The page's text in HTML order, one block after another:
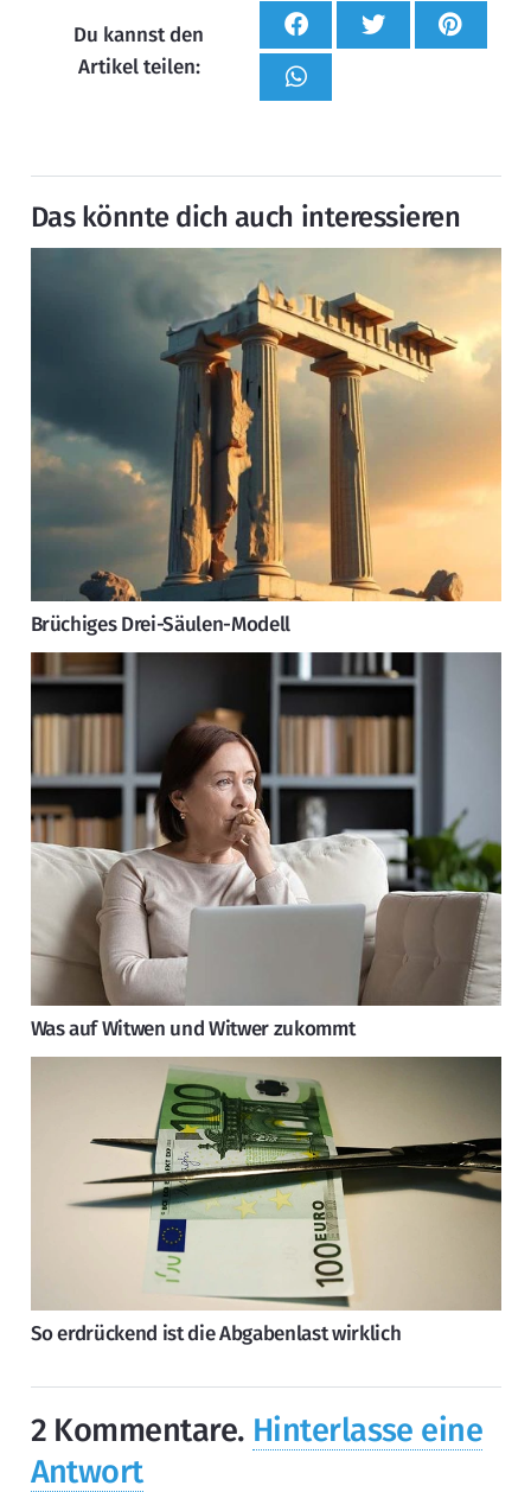
Du kannst den
Artikel teilen:
Das könnte dich auch interessieren
Brüchiges Drei-Säulen-Modell
Was auf Witwen und Witwer zukommt
So erdrückend ist die Abgabenlast wirklich
2 Kommentare. Hinterlasse eine
Antwort